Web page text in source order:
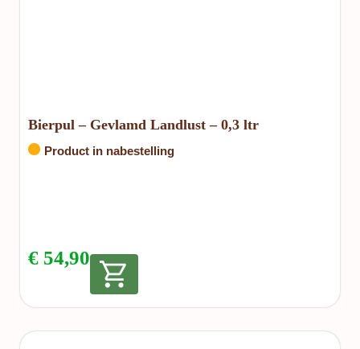
Bierpul – Gevlamd Landlust – 0,3 ltr
Product in nabestelling
€ 54,90